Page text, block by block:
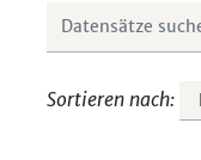
Sortieren nach